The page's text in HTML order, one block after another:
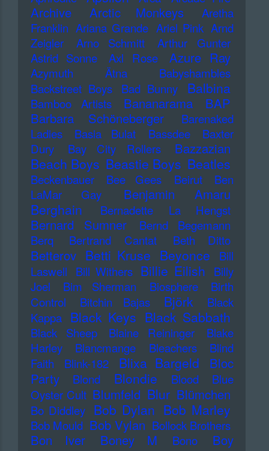
Archive Arctic Monkeys
Aretha
Franklin Ariana Grande Ariel Pink Arnd
Zeigler
Arno Schmitt
Arthur Gunter
Astrid Sonne
Axl Rose Azure Ray
Azymuth Ätna
Babyshambles
Backstreet Boys
Bad Bunny Balbina
Bamboo Artists Bananarama
BAP
Barbara Schöneberger
Barenaked
Ladies
Basia Bulat Bassdee
Baxter
Dury
Bay City Rollers Bazzazian
Beach Boys Beastie Boys Beatles
Beckenbauer Bee Gees Beirut
Ben
LaMar Gay
Benjamin Amaru
Berghain Bernadette La Hengst
Bernard Sumner
Bernd Begemann
Berq
Bertrand Cantat Beth Ditto
Betterov Betti Kruse Beyonce
Bill
Laswell
Bill Withers Billie Eilish
Billy
Joel
Bim Sherman Biosphere
Birth
Control
Bitchin Bajas Björk
Black
Kappa Black Keys Black Sabbath
Black Sheep Blaine Reininger
Blake
Harley
Blancmange Bleachers
Blind
Faith
Blink-182 Blixa Bargeld
Bloc
Party
Blond Blondie Blood
Blue
Oyster Cult Blumfeld Blur Blümchen
Bo Diddley Bob Dylan Bob Marley
Bob Mould Bob Vylan Bollock Brothers
Bon Iver Boney M Bono
Boy